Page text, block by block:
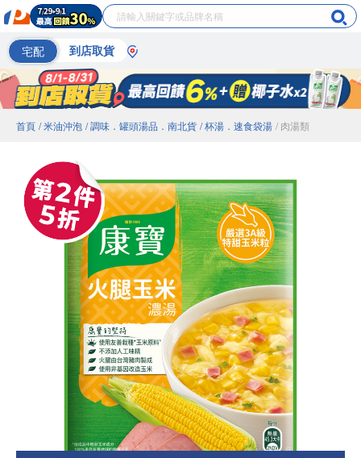
宅配 到店取貨
首頁 / 米油沖泡 / 調味．罐頭湯品．南北貨 / 杯湯．速食袋湯 / 肉湯類